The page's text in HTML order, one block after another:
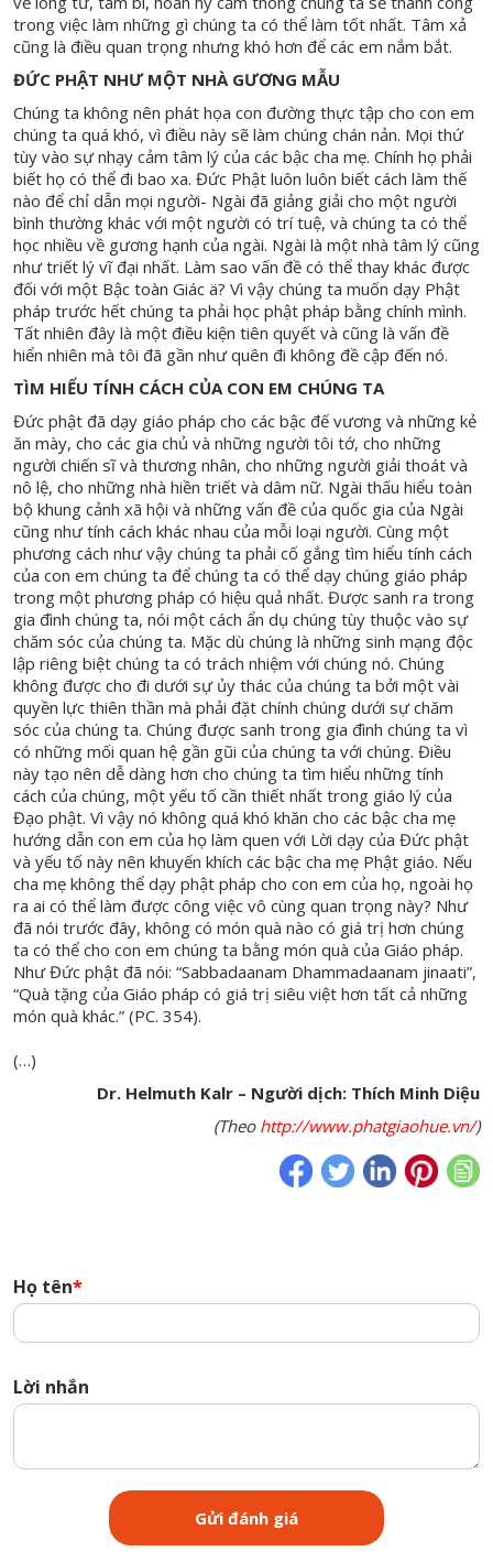
trong việc làm những gì chúng ta có thể làm tốt nhất. Tâm xả
cũng là điều quan trọng nhưng khó hơn để các em nắm bắt.
ĐỨC PHẬT NHƯ MỘT NHÀ GƯƠNG MẪU
Chúng ta không nên phát họa con đường thực tập cho con em
chúng ta quá khó, vì điều này sẽ làm chúng chán nản. Mọi thứ
tùy vào sự nhạy cảm tâm lý của các bậc cha mẹ. Chính họ phải
biết họ có thể đi bao xa. Đức Phật luôn luôn biết cách làm thế
nào để chỉ dẫn mọi người- Ngài đã giảng giải cho một người
bình thường khác với một người có trí tuệ, và chúng ta có thể
học nhiều về gương hạnh của ngài. Ngài là một nhà tâm lý cũng
như triết lý vĩ đại nhất. Làm sao vấn đề có thể thay khác được
đối với một Bậc toàn Giác ä? Vì vậy chúng ta muốn dạy Phật
pháp trước hết chúng ta phải học phật pháp bằng chính mình.
Tất nhiên đây là một điều kiện tiên quyết và cũng là vấn đề
hiển nhiên mà tôi đã gần như quên đi không đề cập đến nó.
TÌM HIỂU TÍNH CÁCH CỦA CON EM CHÚNG TA
Đức phật đã dạy giáo pháp cho các bậc đế vương và những kẻ
ăn mày, cho các gia chủ và những người tôi tớ, cho những
người chiến sĩ và thương nhân, cho những người giải thoát và
nô lệ, cho những nhà hiền triết và dâm nữ. Ngài thấu hiểu toàn
bộ khung cảnh xã hội và những vấn đề của quốc gia của Ngài
cũng như tính cách khác nhau của mỗi loại người. Cùng một
phương cách như vậy chúng ta phải cố gắng tìm hiểu tính cách
của con em chúng ta để chúng ta có thể dạy chúng giáo pháp
trong một phương pháp có hiệu quả nhất. Được sanh ra trong
gia đình chúng ta, nói một cách ẩn dụ chúng tùy thuộc vào sự
chăm sóc của chúng ta. Mặc dù chúng là những sinh mạng độc
lập riêng biệt chúng ta có trách nhiệm với chúng nó. Chúng
không được cho đi dưới sự ủy thác của chúng ta bởi một vài
quyền lực thiên thần mà phải đặt chính chúng dưới sự chăm
sóc của chúng ta. Chúng được sanh trong gia đình chúng ta vì
có những mối quan hệ gần gũi của chúng ta với chúng. Điều
này tạo nên dễ dàng hơn cho chúng ta tìm hiểu những tính
cách của chúng, một yếu tố cần thiết nhất trong giáo lý của
Đạo phật. Vì vậy nó không quá khó khăn cho các bậc cha mẹ
hướng dẫn con em của họ làm quen với Lời dạy của Đức phật
và yếu tố này nên khuyến khích các bậc cha mẹ Phật giáo. Nếu
cha mẹ không thể dạy phật pháp cho con em của họ, ngoài họ
ra ai có thể làm được công việc vô cùng quan trọng này? Như
đã nói trước đây, không có món quà nào có giá trị hơn chúng
ta có thể cho con em chúng ta bằng món quà của Giáo pháp.
Như Đức phật đã nói: “Sabbadaanam Dhammadaanam jinaati”,
“Quà tặng của Giáo pháp có giá trị siêu việt hơn tất cả những
món quà khác.” (PC. 354).
(…)
Dr. Helmuth Kalr – Người dịch: Thích Minh Diệu
(Theo http://www.phatgiaohue.vn/)
Họ tên*
Lời nhắn